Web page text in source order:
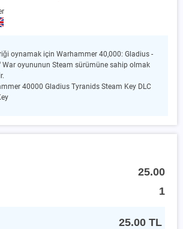
oynamak için Warhammer 40,000: Gladius -
War oyununun Steam sürümüne sahip olmak
40000 Gladius Tyranids Steam Key DLC
25.00
1
25.00 TL